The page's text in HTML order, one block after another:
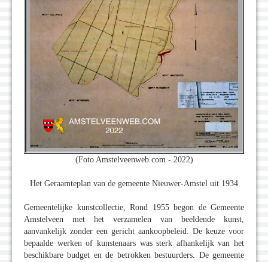
(Foto Amstelveenweb.com - 2022)
Het Geraamteplan van de gemeente Nieuwer-Amstel uit 1934
Gemeentelijke kunstcollectie, Rond 1955 begon de Gemeente
Amstelveen met het verzamelen van beeldende kunst,
aanvankelijk zonder een gericht aankoopbeleid. De keuze voor
bepaalde werken of kunstenaars was sterk afhankelijk van het
beschikbare budget en de betrokken bestuurders. De gemeente